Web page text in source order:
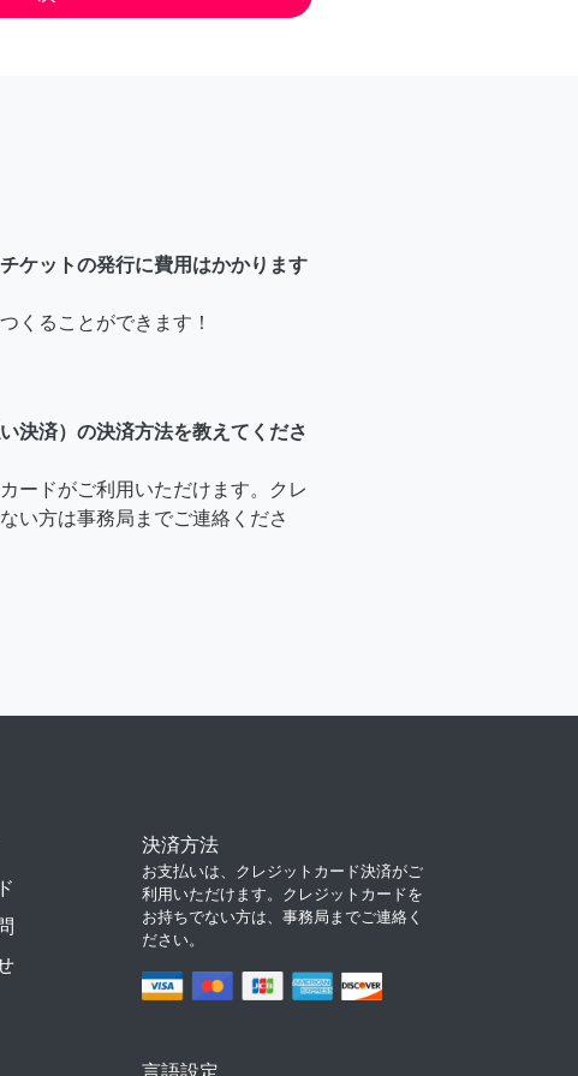
ケットの発行に費用はかかります
くることができます！
決済）の決済方法を教えてくださ
ードがご利用いただけます。クレ
い方は事務局までご連絡くださ
決済方法
お支払いは、クレジットカード決済がご
利用いただけます。クレジットカードを
お持ちでない方は、事務局までご連絡く
ださい。
言語設定